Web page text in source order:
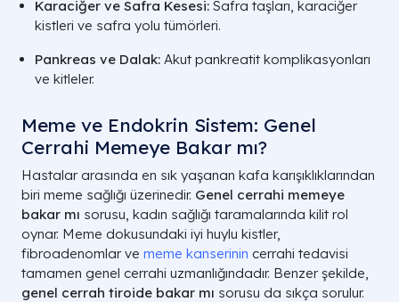
Karaciğer ve Safra Kesesi: Safra taşları, karaciğer
kistleri ve safra yolu tümörleri.
Pankreas ve Dalak: Akut pankreatit komplikasyonları
ve kitleler.
Meme ve Endokrin Sistem: Genel
Cerrahi Memeye Bakar mı?
Hastalar arasında en sık yaşanan kafa karışıklıklarından
biri meme sağlığı üzerinedir. Genel cerrahi memeye
bakar mı sorusu, kadın sağlığı taramalarında kilit rol
oynar. Meme dokusundaki iyi huylu kistler,
fibroadenomlar ve meme kanserinin cerrahi tedavisi
tamamen genel cerrahi uzmanlığındadır. Benzer şekilde,
genel cerrah tiroide bakar mı sorusu da sıkça sorulur.